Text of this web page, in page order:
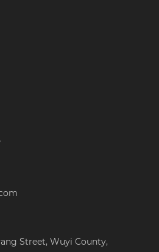
Street, Wuyi County,